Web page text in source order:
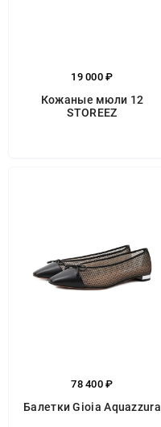
19 000 ₽
Кожаные мюли 12
STOREEZ
78 400 ₽
Балетки Gioia Aquazzura